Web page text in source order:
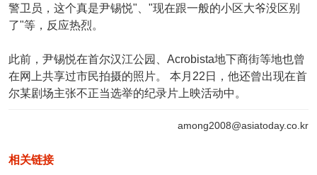
警卫员，这个真是尹锡悦"、"现在跟一般的小区大爷没区别
了"等，反应热烈。
此前，尹锡悦在首尔汉江公园、Acrobista地下商街等地也曾
在网上共享过市民拍摄的照片。 本月22日，他还曾出现在首
尔某剧场主张不正当选举的纪录片上映活动中。
among2008@asiatoday.co.kr
相关链接